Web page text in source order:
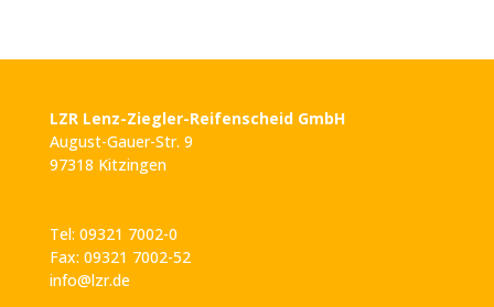
LZR Lenz-Ziegler-Reifenscheid GmbH
August-Gauer-Str. 9
97318 Kitzingen
Tel: 09321 7002-0
Fax: 09321 7002-52
info@lzr.de